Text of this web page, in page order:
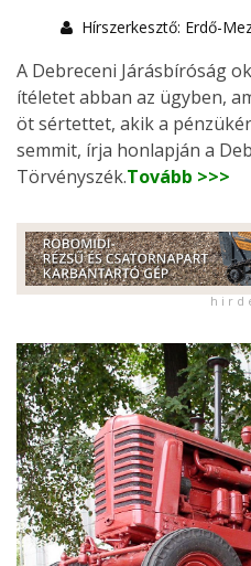
Hírszerkesztő: Erdő-
A Debreceni Járásbíróság
ítéletet abban az ügyben,
öt sértettet, akik a
semmit, írja honlapján a
Törvényszék.Tovább >>>
h i r d